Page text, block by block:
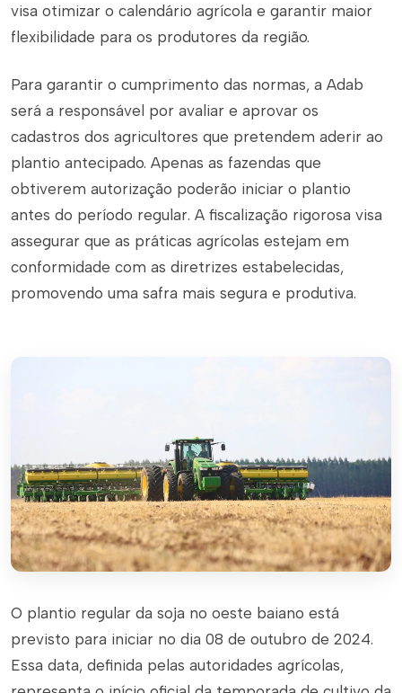
visa otimizar o calendário agrícola e garantir maior
flexibilidade para os produtores da região.
Para garantir o cumprimento das normas, a Adab
será a responsável por avaliar e aprovar os
cadastros dos agricultores que pretendem aderir ao
plantio antecipado. Apenas as fazendas que
obtiverem autorização poderão iniciar o plantio
antes do período regular. A fiscalização rigorosa visa
assegurar que as práticas agrícolas estejam em
conformidade com as diretrizes estabelecidas,
promovendo uma safra mais segura e produtiva.
O plantio regular da soja no oeste baiano está
previsto para iniciar no dia 08 de outubro de 2024.
Essa data, definida pelas autoridades agrícolas,